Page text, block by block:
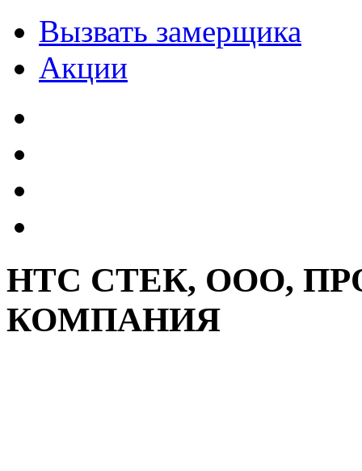
Вызвать замерщика
Акции
НТС СТЕК, ООО,
КОМПАНИЯ